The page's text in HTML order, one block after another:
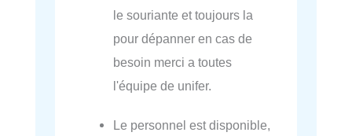
le souriante et toujours la
pour dépanner en cas de
besoin merci a toutes
l'équipe de unifer.
Le personnel est disponible,